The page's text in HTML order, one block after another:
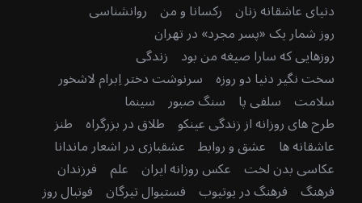
دنیای عاشقانه زنان رکسانا و من روانشناسی
روز شمار یک «پسر مجرد» در تهران
روزهایی که سارا صیغه من بود زندگی
سخت نگیر دنیا دو روزه سرنوشت دختر اِبرام لاشخور
سلامت سلفی پا سنگ صبور سینما
طرح های روزانه از زندگی عینکو طلاق در بزرگراه طنز
عاشقانه ها عشق و روابط عشقبازی در اشعار ماندانا
عکاسی بدن لخت عکس روزانه ایران علم فرزندان
فرهنگ فرهنگ در یوتیوب فستیوال تیرگان فوتبال روز